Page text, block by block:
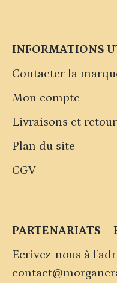
INFORMATIONS
Contacter la
Mon compte
Livraisons et
Plan du site
CGV
PARTENARIATS –
Ecrivez-nous à